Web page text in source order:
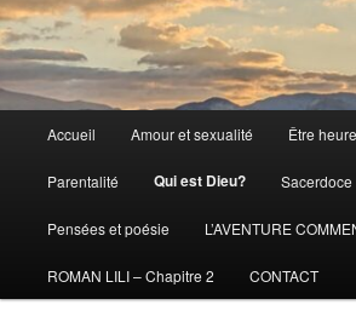
principal
Accueil Amour et sexualité Être
Parentalité Qui est Dieu? Sacerdoce
Pensées et poésie L’AVENTURE
ROMAN LILI – Chapitre 2 CONTACT